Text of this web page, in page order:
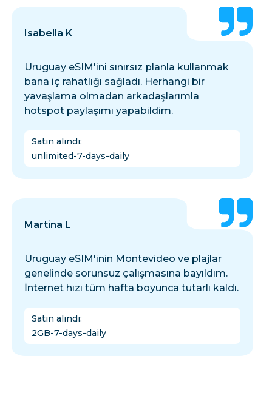
Isabella K
Uruguay eSIM'ini sınırsız planla kullanmak
bana iç rahatlığı sağladı. Herhangi bir
yavaşlama olmadan arkadaşlarımla
hotspot paylaşımı yapabildim.
Satın alındı:
unlimited-7-days-daily
Martina L
Uruguay eSIM'inin Montevideo ve plajlar
genelinde sorunsuz çalışmasına bayıldım.
İnternet hızı tüm hafta boyunca tutarlı kaldı.
Satın alındı:
2GB-7-days-daily